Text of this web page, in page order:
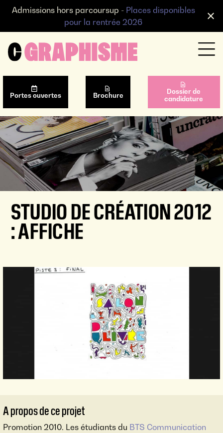
STUDIO DE CRÉATION 2012
: AFFICHE
A propos de ce projet
Promotion 2010. Les étudiants du BTS Communication
Admissions hors parcoursup - Places disponibles
pour la rentrée 2026
Portes ouvertes Brochure
Dossier de
candidature